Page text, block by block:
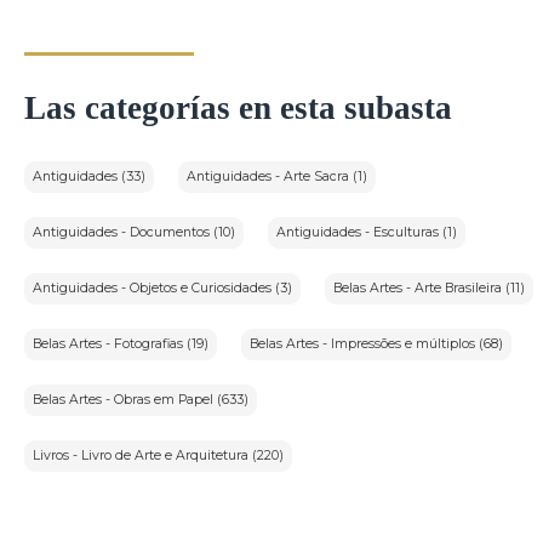
Las categorías en esta subasta
Antiguidades (33) Antiguidades - Arte Sacra (1)
Antiguidades - Documentos (10) Antiguidades - Esculturas (1)
Antiguidades - Objetos e Curiosidades (3) Belas Artes - Arte Brasileira (11)
Belas Artes - Fotografias (19) Belas Artes - Impressões e múltiplos (68)
Belas Artes - Obras em Papel (633)
Livros - Livro de Arte e Arquitetura (220)